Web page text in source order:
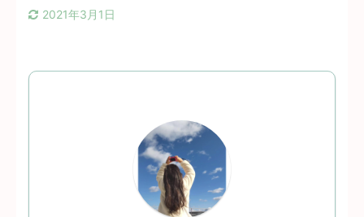
2021年3月1日